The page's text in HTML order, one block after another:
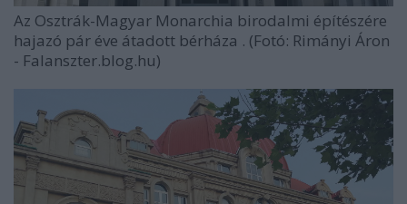
Az Osztrák-Magyar Monarchia birodalmi építészére
hajazó pár éve átadott bérháza . (Fotó: Rimányi Áron
- Falanszter.blog.hu)